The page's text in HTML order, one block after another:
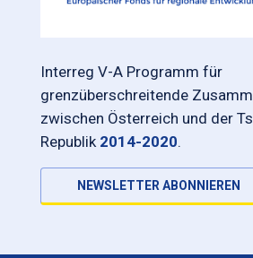
Interreg V-A Programm für
grenzüberschreitende
zwischen Österreich und der
Republik 2014-2020.
NEWSLETTER ABONNIEREN